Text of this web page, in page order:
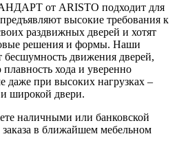
от ARISTO подходит для
высокие требования к
раздвижных дверей и хотят
решения и формы. Наши
бесшумность движения дверей,
хода и уверенно
даже при высоких нагрузках –
широкой двери.
наличными или банковской
в ближайшем мебельном